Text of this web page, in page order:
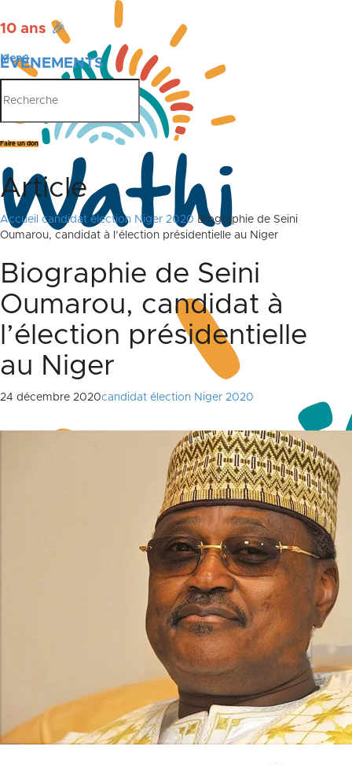
10 ans 🎉
ÉVÉNEMENTS
PUBLICATIONS
Menu
Faire un don
Article
Accueil candidat élection Niger 2020 Biographie de Seini
Oumarou, candidat à l’élection présidentielle au Niger
Biographie de Seini
Oumarou, candidat à
l’élection présidentielle
au Niger
24 décembre 2020candidat élection Niger 2020